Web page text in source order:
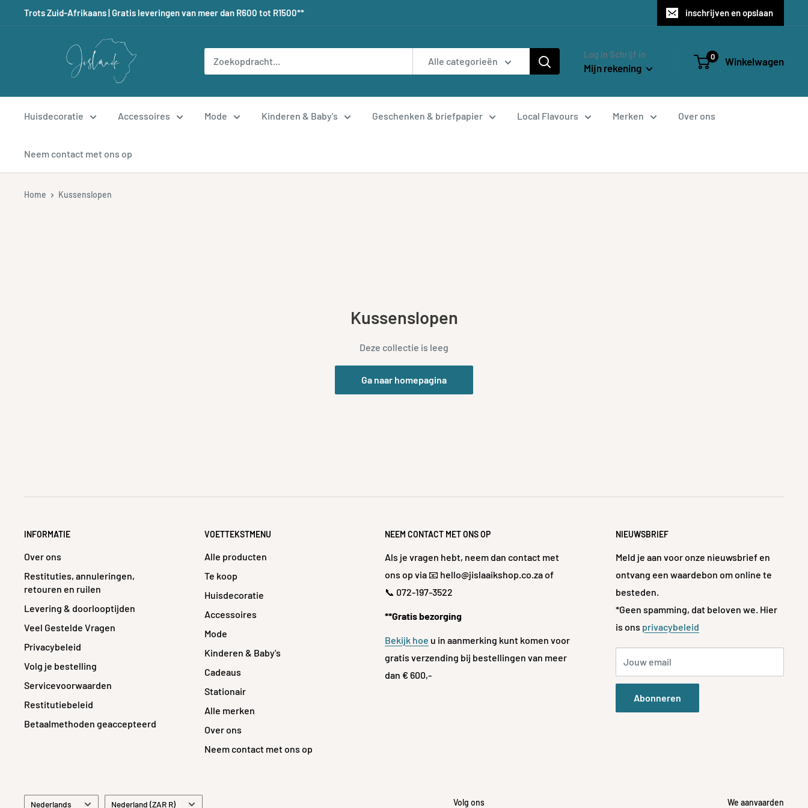
DoorgaanTrots Zuid-Afrikaans | Gratis leveringen van meer dan R600 tot R1500** inschrijven en opslaan
Alle categorieën
Log in Schrijf in
Mijn rekening
0 Winkelwagen
Huisdecoratie Accessoires Mode Kinderen & Baby's Geschenken & briefpapier Local Flavours Merken Over ons
Neem contact met ons op
Home Kussenslopen
Kussenslopen
Deze collectie is leeg
Ga naar homepagina
INFORMATIE
Over ons
Restituties, annuleringen,
retouren en ruilen
Levering & doorlooptijden
Veel Gestelde Vragen
Privacybeleid
Volg je bestelling
Servicevoorwaarden
Restitutiebeleid
Betaalmethoden geaccepteerd
VOETTEKSTMENU
Alle producten
Te koop
Huisdecoratie
Accessoires
Mode
Kinderen & Baby's
Cadeaus
Stationair
Alle merken
Over ons
Neem contact met ons op
NEEM CONTACT MET ONS OP
Als je vragen hebt, neem dan contact met
ons op via 📧 hello@jislaaikshop.co.za of
📞 072-197-3522
**Gratis bezorging
Bekijk hoe u in aanmerking kunt komen voor
gratis verzending bij bestellingen van meer
dan € 600,-
NIEUWSBRIEF
Meld je aan voor onze nieuwsbrief en
ontvang een waardebon om online te
besteden.
*Geen spamming, dat beloven we. Hier
is ons privacybeleid
Jouw email
Abonneren
Taal
Nederlands Land/regio
Nederland (ZAR R) Volg ons We aanvaarden